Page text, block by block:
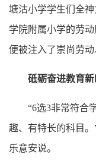
塘沽小学学生们全
学院附属小学的劳
便被注入了崇尚劳动
砥砺奋进教育
“6选3非常符合
趣、有特长的科目
乐意安说。